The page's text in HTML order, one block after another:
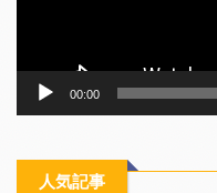
00:00
人気記事